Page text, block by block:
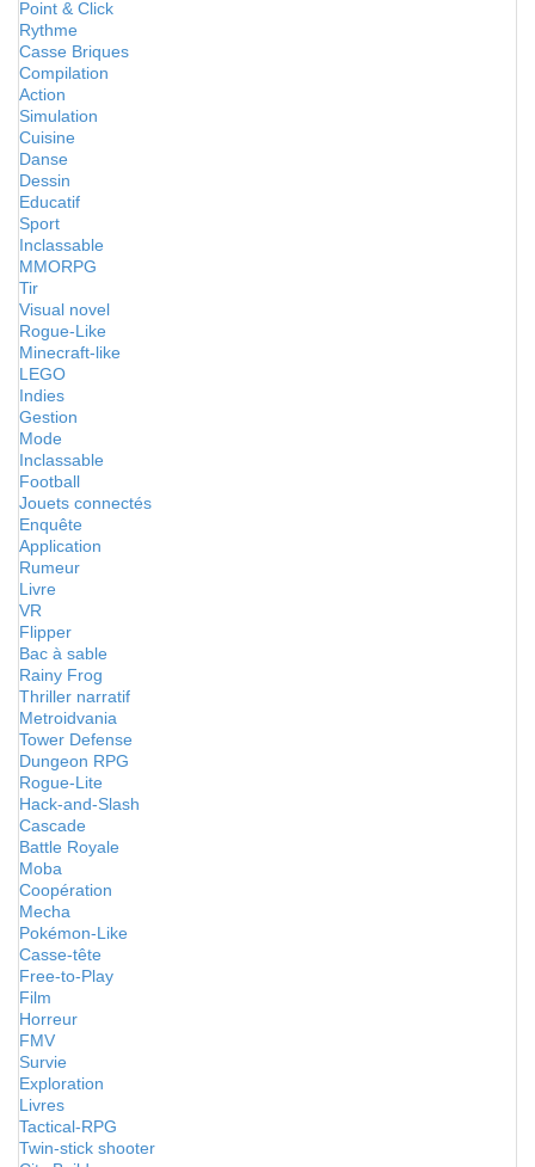
Point & Click
Rythme
Casse Briques
Compilation
Action
Simulation
Cuisine
Danse
Dessin
Educatif
Sport
Inclassable
MMORPG
Tir
Visual novel
Rogue-Like
Minecraft-like
LEGO
Indies
Gestion
Mode
Inclassable
Football
Jouets connectés
Enquête
Application
Rumeur
Livre
VR
Flipper
Bac à sable
Rainy Frog
Thriller narratif
Metroidvania
Tower Defense
Dungeon RPG
Rogue-Lite
Hack-and-Slash
Cascade
Battle Royale
Moba
Coopération
Mecha
Pokémon-Like
Casse-tête
Free-to-Play
Film
Horreur
FMV
Survie
Exploration
Livres
Tactical-RPG
Twin-stick shooter